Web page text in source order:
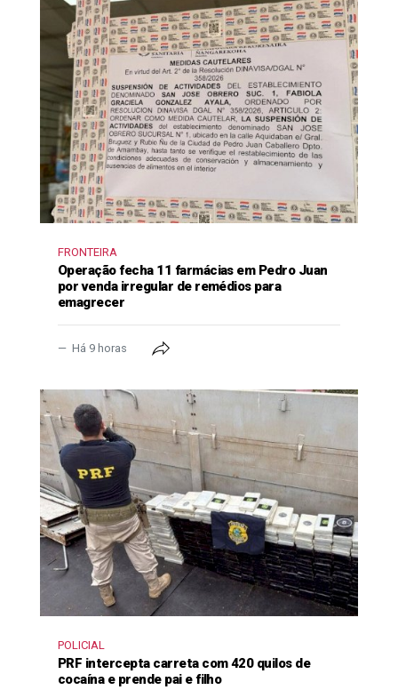
FRONTEIRA
Operação fecha 11 farmácias em Pedro Juan
por venda irregular de remédios para
emagrecer
Há 9 horas
POLICIAL
PRF intercepta carreta com 420 quilos de
cocaína e prende pai e filho